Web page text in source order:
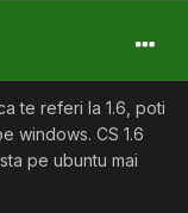
te referi la 1.6, poti
windows. CS 1.6
pe ubuntu mai